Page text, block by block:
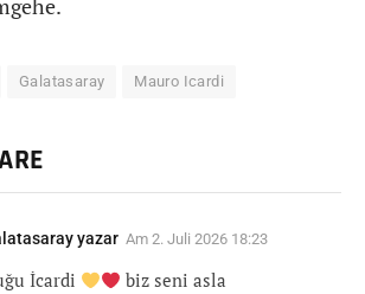
Galatasaray Mauro Icardi
yazar Am 2. Juli 2026 18:23
İcardi
biz seni asla